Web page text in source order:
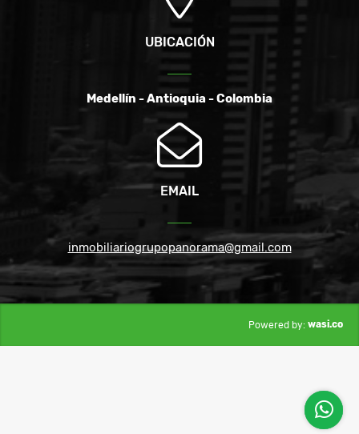
UBICACIÓN
Medellín - Antioquia - Colombia
EMAIL
inmobiliariogrupopanorama@gmail.com
Powered by: wasi.co